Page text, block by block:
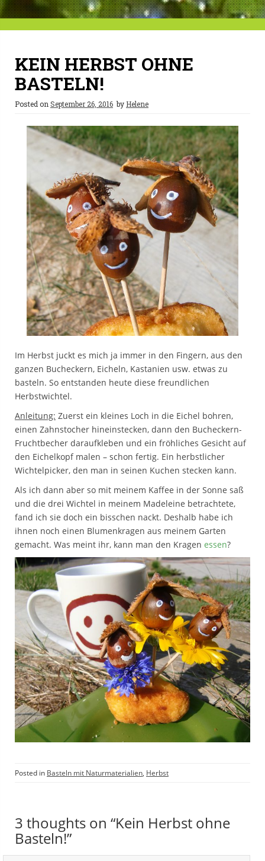
KEIN HERBST OHNE
BASTELN!
Posted on September 26, 2016 by Helene
Im Herbst juckt es mich ja immer in den Fingern, aus den
ganzen Bucheckern, Eicheln, Kastanien usw. etwas zu
basteln. So entstanden heute diese freundlichen
Herbstwichtel.
Anleitung: Zuerst ein kleines Loch in die Eichel bohren,
einen Zahnstocher hineinstecken, dann den Bucheckern-
Fruchtbecher daraufkleben und ein fröhliches Gesicht auf
den Eichelkopf malen – schon fertig. Ein herbstlicher
Wichtelpicker, den man in seinen Kuchen stecken kann.
Als ich dann aber so mit meinem Kaffee in der Sonne saß
und die drei Wichtel in meinem Madeleine betrachtete,
fand ich sie doch ein bisschen nackt. Deshalb habe ich
ihnen noch einen Blumenkragen aus meinem Garten
gemacht. Was meint ihr, kann man den Kragen essen?
Posted in Basteln mit Naturmaterialien, Herbst
3 thoughts on “Kein Herbst ohne
Basteln!”